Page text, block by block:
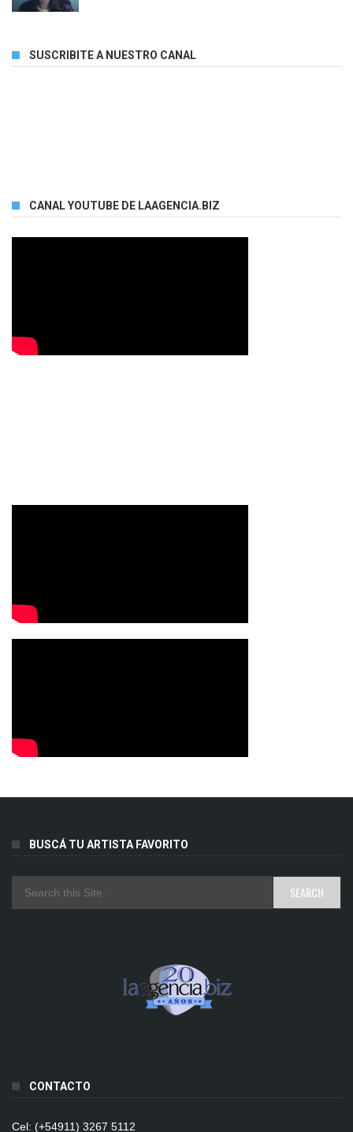
SUSCRIBITE A NUESTRO CANAL
CANAL YOUTUBE DE LAAGENCIA.BIZ
BUSCÁ TU ARTISTA FAVORITO
CONTACTO
Cel: (+54911) 3267 5112